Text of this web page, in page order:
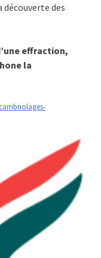
des
effraction,
la
cambriolages-